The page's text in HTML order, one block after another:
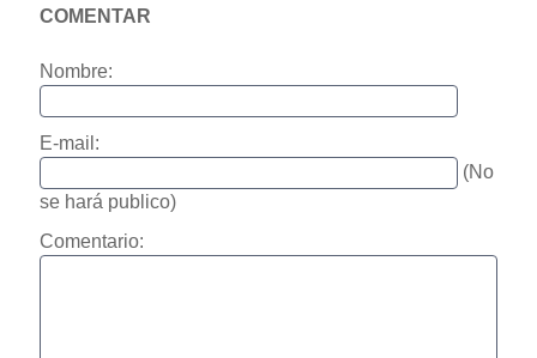
COMENTAR
Nombre:
E-mail:
(No
se hará publico)
Comentario: